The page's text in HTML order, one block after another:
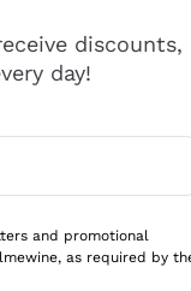
che
discounts,
day!
and promotional
as required by